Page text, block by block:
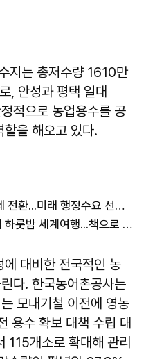
지는 총저수량 1610만
, 안성과 평택 일대
적으로 농업용수를 공
을 해오고 있다.
김보라 안성시장, 내년 5국 체제 전환...미래 행정수요 선제 대응
김보라 안성시장, 공도도서관서 하룻밤 세계여행...책으로 채운 여름밤
대비한 전국적인 농
다. 한국농어촌공사는
모내기철 이전에 영농
용수 확보 대책 수립 대
115개소로 확대해 관리